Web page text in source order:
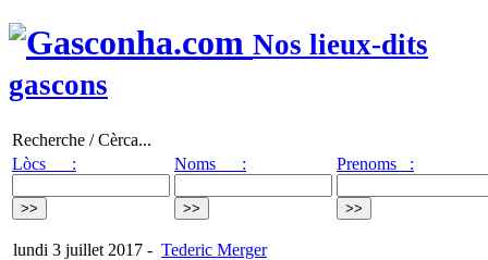
Nos lieux-dits
gascons
Recherche / Cèrca...
Lòcs :
Noms : Prenoms :
lundi 3 juillet 2017 - Tederic Merger